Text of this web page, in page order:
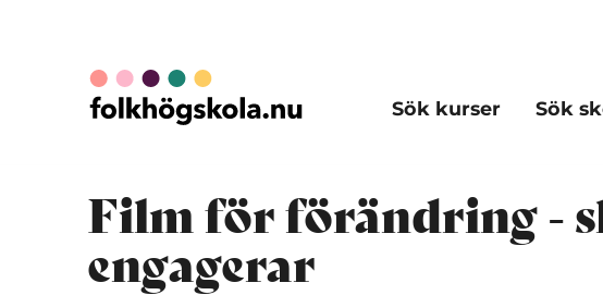
Sök kurser Sök
Film för förändring -
engagerar